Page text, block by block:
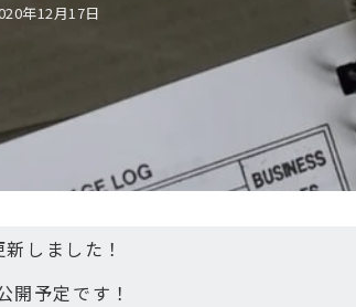
年12月17日
しました！
予定です！